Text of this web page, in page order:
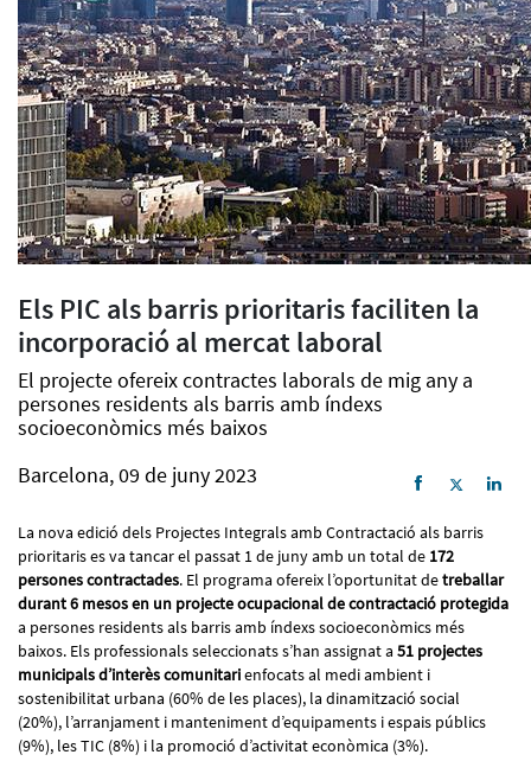
Els PIC als barris prioritaris faciliten la
incorporació al mercat laboral
El projecte ofereix contractes laborals de mig any a
persones residents als barris amb índexs
socioeconòmics més baixos
Barcelona, 09 de juny 2023
La nova edició dels Projectes Integrals amb Contractació als barris
prioritaris es va tancar el passat 1 de juny amb un total de 172
persones contractades. El programa ofereix l’oportunitat detreballar
durant 6 mesos en un projecte ocupacional de contractació protegida
a persones residents als barris amb índexs socioeconòmics més
baixos. Els professionals seleccionats s’han assignat a 51 projectes
municipals d’interès comunitarienfocats al medi ambient i
sostenibilitat urbana (60% de les places), la dinamització social
(20%), l’arranjament i manteniment d’equipaments i espais públics
(9%), les TIC (8%) i la promoció d’activitat econòmica (3%).